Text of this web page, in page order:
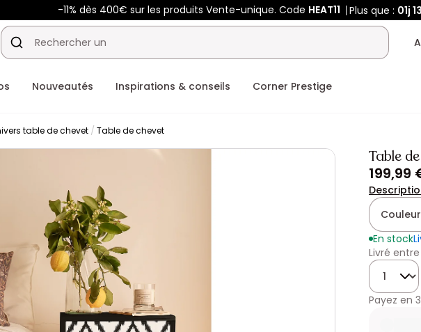
-11% dès 400€ sur les produits Vente-unique. Code HEAT11 Plus que : 01j
Nouveautés Inspirations & conseils Corner Prestige
table de chevet Table de chevet
Table
199,99
En stock
Livré
Quantité
Payez en